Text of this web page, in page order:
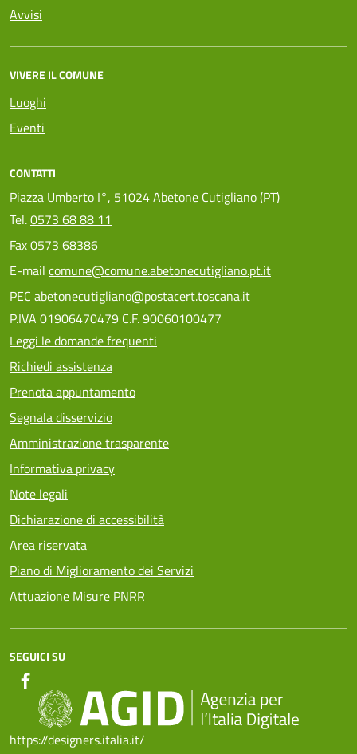
Avvisi
VIVERE IL COMUNE
Luoghi
Eventi
CONTATTI
Piazza Umberto I°, 51024 Abetone Cutigliano (PT)
Tel.0573 68 88 11
Fax0573 68386
E-mail comune@comune.abetonecutigliano.pt.it
PEC abetonecutigliano@postacert.toscana.it
P.IVA 01906470479 C.F. 90060100477
Leggi le domande frequenti
Richiedi assistenza
Prenota appuntamento
Segnala disservizio
Amministrazione trasparente
Informativa privacy
Note legali
Dichiarazione di accessibilità
Area riservata
Piano di Miglioramento dei Servizi
Attuazione Misure PNRR
SEGUICI SU
https://designers.italia.it/